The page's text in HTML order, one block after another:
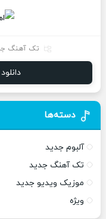
تک آهنگ
دسته‌ها
آلبوم جدید
تک آهنگ جدید
موزیک ویدیو جدید
ویژه